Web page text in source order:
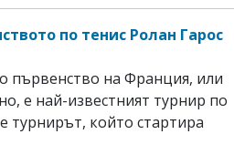
по тенис Ролан Гарос
първенство на Франция, или
е най-известният турнир по
турнирът, който стартира